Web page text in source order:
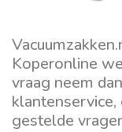
Koperonline
vraag neem
gestelde